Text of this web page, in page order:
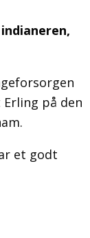
på den
et godt